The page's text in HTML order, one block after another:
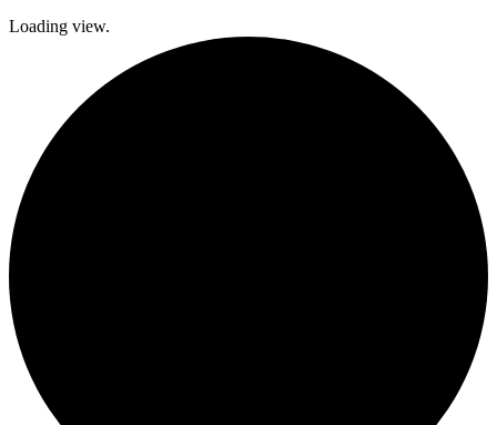
Loading view.